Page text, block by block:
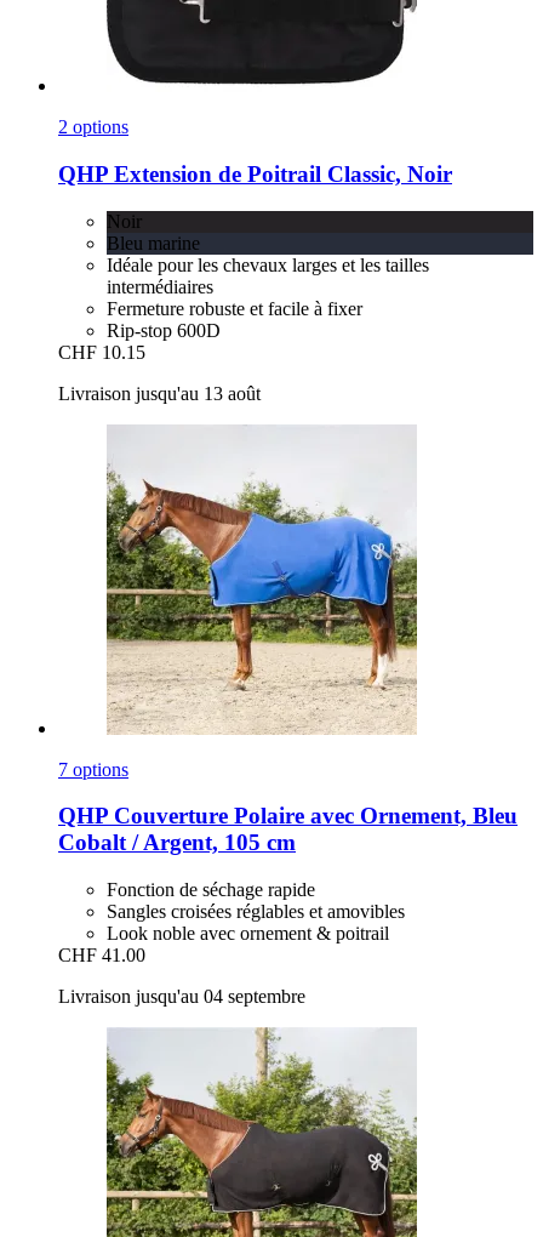
2 options
QHP Extension de Poitrail Classic, Noir
Noir
Bleu marine
Idéale pour les chevaux larges et les tailles
intermédiaires
Fermeture robuste et facile à fixer
Rip-stop 600D
CHF 10.15
Livraison jusqu'au 13 août
7 options
QHP Couverture Polaire avec Ornement, Bleu
Cobalt / Argent, 105 cm
Fonction de séchage rapide
Sangles croisées réglables et amovibles
Look noble avec ornement & poitrail
CHF 41.00
Livraison jusqu'au 04 septembre